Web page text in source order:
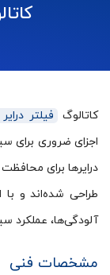
کاتالوگ فیلتر
اجزای ضروری برای
درایرها برای
طراحی شده‌اند و
آلودگی‌ها، عملکرد
مشخصات فنی